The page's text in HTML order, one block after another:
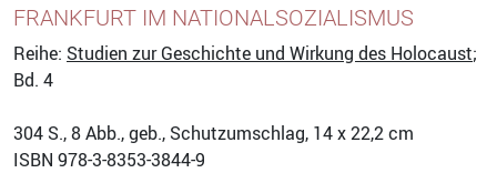
FRANKFURT IM NATIONALSOZIALISMUS
Reihe: Studien zur Geschichte und Wirkung des Holocaust;
Bd. 4
304 S., 8 Abb., geb., Schutzumschlag, 14 x 22,2 cm
ISBN 978-3-8353-3844-9